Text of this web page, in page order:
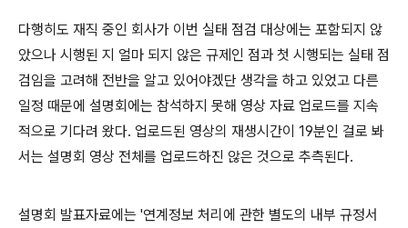
다행히도 재직 중인 회사가 이번 실태 점검 대상에는 포함되지 않
았으나 시행된 지 얼마 되지 않은 규제인 점과 첫 시행되는 실태 점
검임을 고려해 전반을 알고 있어야겠단 생각을 하고 있었고 다른
일정 때문에 설명회에는 참석하지 못해 영상 자료 업로드를 지속
적으로 기다려 왔다. 업로드된 영상의 재생시간이 19분인 걸로 봐
서는 설명회 영상 전체를 업로드하진 않은 것으로 추측된다.
설명회 발표자료에는 '연계정보 처리에 관한 별도의 내부 규정서